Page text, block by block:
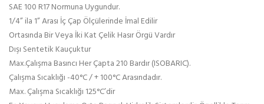
SAE 100 R17 Normuna Uygundur.
1/4” ila 1” Arası İç Çap Ölçülerinde İmal Edilir
Ortasında Bir Veya İki Kat Çelik Hasır Örgü Vardır
Dışı Sentetik Kauçuktur
Max.Çalışma Basıncı Her Çapta 210 Bardır (ISOBARIC).
Çalışma Sıcaklığı -40°C / + 100°C Arasındadır.
Max. Çalışma Sıcaklığı 125°C’dir